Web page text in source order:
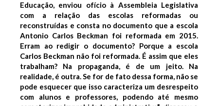
Educação, enviou ofício à Assembleia Legislativa
com a relação das escolas reformadas ou
reconstruídas e consta no documento que a escola
Antonio Carlos Beckman foi reformada em 2015.
Erram ao redigir o documento? Porque a escola
Carlos Beckman não foi reformada. É assim que eles
trabalham? Na propaganda, é de um jeito. Na
realidade, é outra. Se for de fato dessa forma, não se
pode esquecer que isso caracteriza um desrespeito
com alunos e professores, podendo até mesmo